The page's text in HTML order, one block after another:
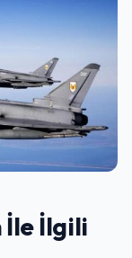
İle İlgili